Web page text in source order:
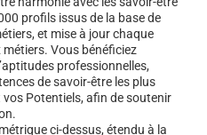
profils issus de la base de
et mise à jour chaque
Vous bénéficiez
professionnelles,
de savoir-être les plus
vos Potentiels, afin de soutenir
ci-dessus, étendu à la